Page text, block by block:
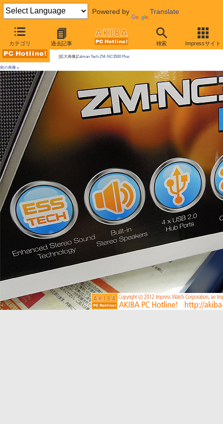
Powered by Translate
カテゴリ 過去記事 検索 Impressサイト
AKIBA PC Hotline!
[拡大画像]Zalman Tech ZM-NC3500 Plus
前の画像←